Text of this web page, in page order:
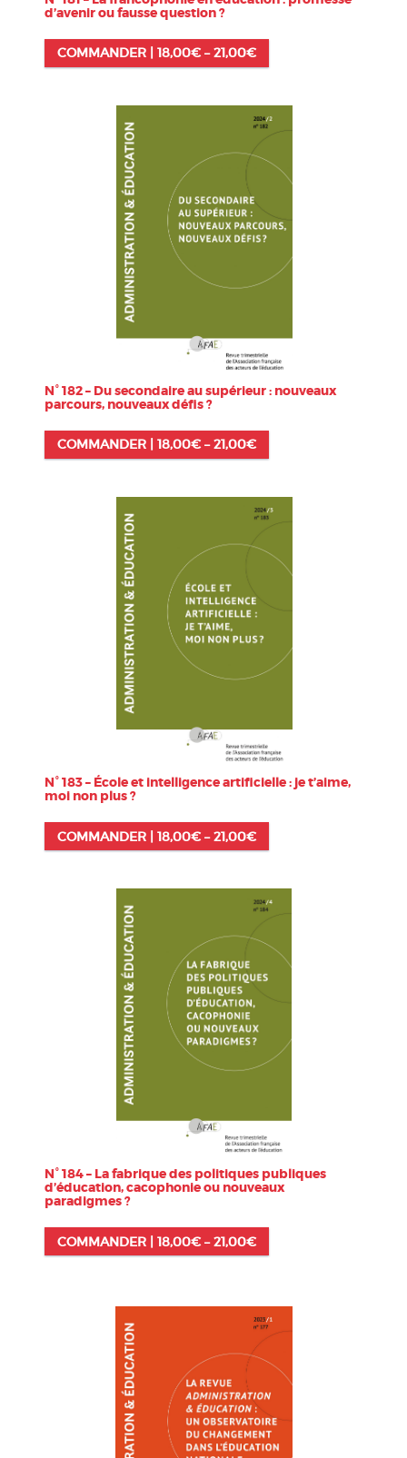
d’avenir ou fausse question ?
COMMANDER | 18,00€–21,00€
N° 182 – Du secondaire au supérieur : nouveaux
parcours, nouveaux défis ?
COMMANDER | 18,00€–21,00€
N° 183 – École et intelligence artificielle : je t’aime,
moi non plus ?
COMMANDER | 18,00€–21,00€
N° 184 – La fabrique des politiques publiques
d’éducation, cacophonie ou nouveaux
paradigmes ?
COMMANDER | 18,00€–21,00€